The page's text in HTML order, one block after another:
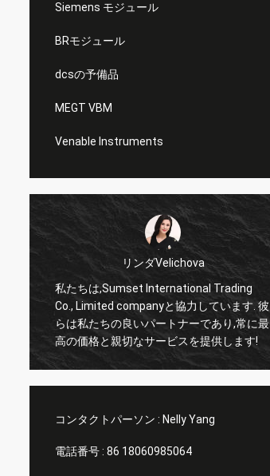
Siemens モジュール
BRモジュール
dcsの予備品
MEGT VBM
Venable Instruments
リンダVelichova
私たちは,Sumset International Trading
Co., Limited companyと協力しています. 彼
らは私たちの良いパートナーであり,常に最
高の価格と親切なサービスを提供します!
コンタクトパーソン : Nelly Yang
電話番号 : 86 18060985064